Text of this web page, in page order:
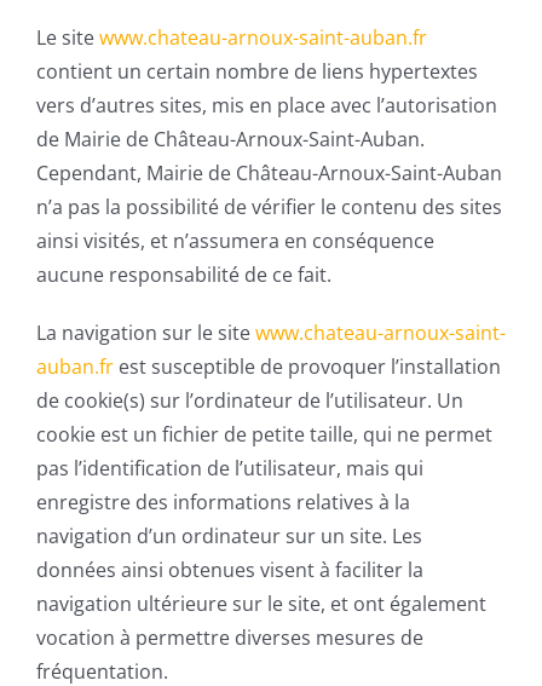
Le sitewww.chateau-arnoux-saint-auban.fr
contient un certain nombre de liens hypertextes
vers d’autres sites, mis en place avec l’autorisation
de Mairie de Château-Arnoux-Saint-Auban.
Cependant, Mairie de Château-Arnoux-Saint-Auban
n’a pas la possibilité de vérifier le contenu des sites
ainsi visités, et n’assumera en conséquence
aucune responsabilité de ce fait.
La navigation sur le sitewww.chateau-arnoux-saint-
auban.fr est susceptible de provoquer l’installation
de cookie(s) sur l’ordinateur de l’utilisateur. Un
cookie est un fichier de petite taille, qui ne permet
pas l’identification de l’utilisateur, mais qui
enregistre des informations relatives à la
navigation d’un ordinateur sur un site. Les
données ainsi obtenues visent à faciliter la
navigation ultérieure sur le site, et ont également
vocation à permettre diverses mesures de
fréquentation.